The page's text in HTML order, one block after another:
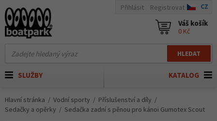
HLEDAT
Přihlásit Registrovat CZ
Váš košík
0 Kč
KATALOG
SLUŽBY
Hlavní stránka Vodní sporty
Příslušenství a díly
Sedačky a opěrky
Sedačka zadní s pěnou pro kánoi Gumotex Scout